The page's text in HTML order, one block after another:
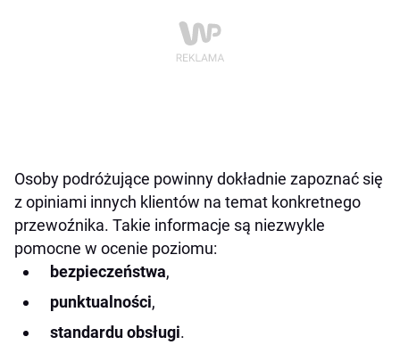
Osoby podróżujące powinny dokładnie zapoznać się
z opiniami innych klientów na temat konkretnego
przewoźnika. Takie informacje są niezwykle
pomocne w ocenie poziomu:
bezpieczeństwa,
punktualności,
standardu obsługi.